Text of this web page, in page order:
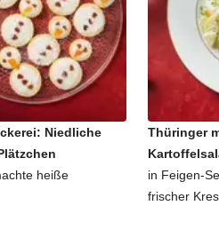
Niedliche
heiße
Thüringer
in Feigen-
frischer